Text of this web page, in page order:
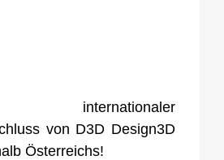
von D3D Design3D
Österreichs!